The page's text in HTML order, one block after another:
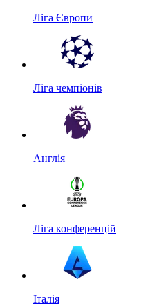
Ліга Європи
Ліга чемпіонів
Англія
Ліга конференцій
Італія